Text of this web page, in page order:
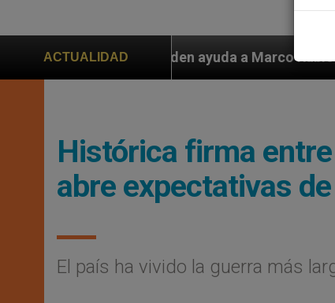
ACTUALIDAD
ayuda a Marco Rubio ante persecución de
Histórica firma
abre expectativas
El país ha vivido la guerra más